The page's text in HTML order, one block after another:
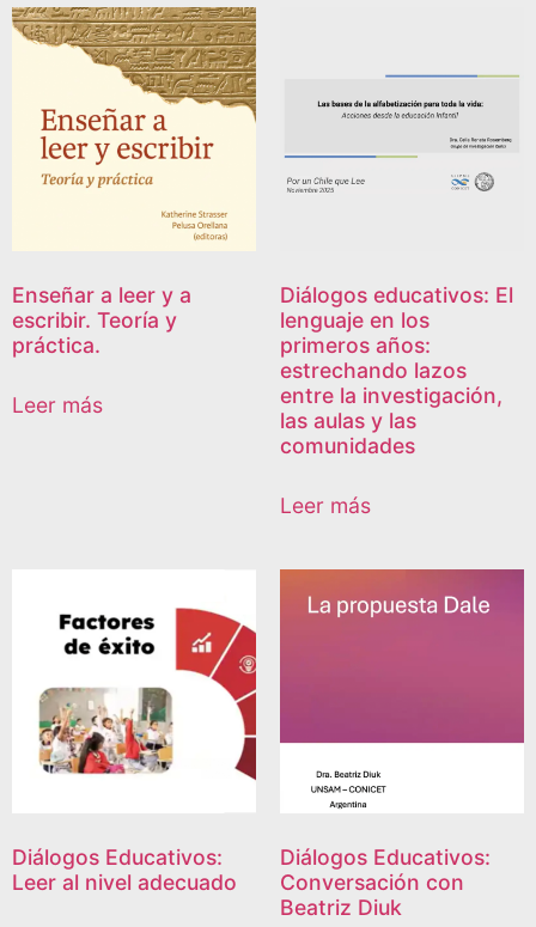
Enseñar a leer y a
escribir. Teoría y
práctica.
Leer más
Diálogos educativos: El
lenguaje en los
primeros años:
estrechando lazos
entre la investigación,
las aulas y las
comunidades
Leer más
Diálogos Educativos:
Leer al nivel adecuado
Diálogos Educativos:
Conversación con
Beatriz Diuk